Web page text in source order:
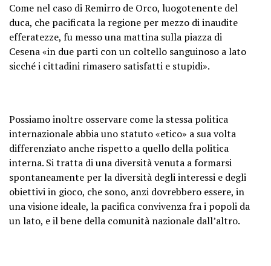
Come nel caso di Remirro de Orco, luogotenente del
duca, che pacificata la regione per mezzo di inaudite
efferatezze, fu messo una mattina sulla piazza di
Cesena «in due parti con un coltello sanguinoso a lato
sicché i cittadini rimasero satisfatti e stupidi».
Possiamo inoltre osservare come la stessa politica
internazionale abbia uno statuto «etico» a sua volta
differenziato anche rispetto a quello della politica
interna. Si tratta di una diversità venuta a formarsi
spontaneamente per la diversità degli interessi e degli
obiettivi in gioco, che sono, anzi dovrebbero essere, in
una visione ideale, la pacifica convivenza fra i popoli da
un lato, e il bene della comunità nazionale dall’altro.